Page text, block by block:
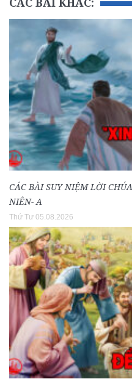
CÁC BÀI SUY NIỆM LỜI
NIÊN- A
Thứ Tư 05.08.2026